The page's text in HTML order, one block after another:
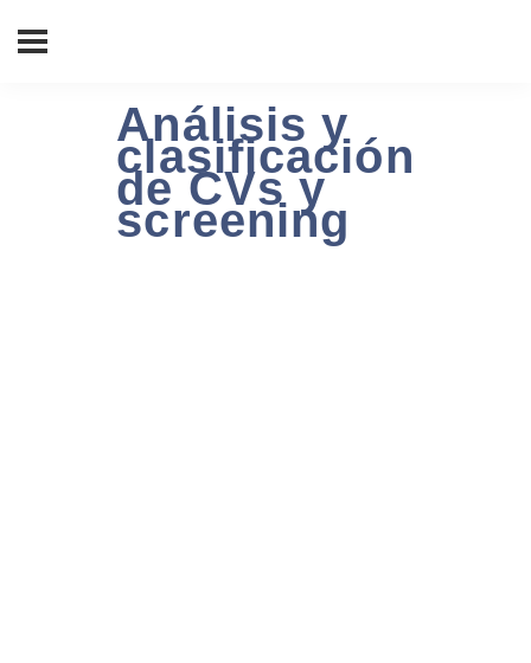
Análisis y
clasificación
de CVs y
screening